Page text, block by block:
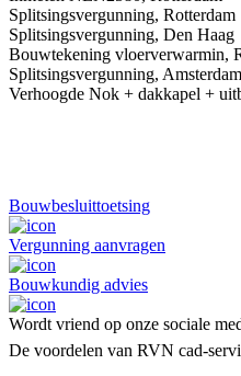
Splitsingsvergunning, Rotterdam
Splitsingsvergunning, Den Haag
Bouwtekening vloerverwarmin,
Splitsingsvergunning, Amsterdam
Verhoogde Nok + dakkapel +
Bouwbesluittoetsing
Vergunning aanvragen
Bouwkundig advies
Wordt vriend op onze sociale
De voordelen van RVN cad-